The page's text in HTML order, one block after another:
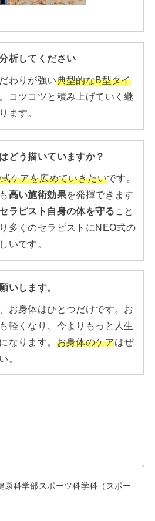
析してください
わりが強い典型的なB型タイ
コツコツと積み上げていく継
ます。
どう描いていますか？
ケアを広めていきたいです。
高い施術効果を発揮できます
セラピスト自身の体を守ること
多くのセラピストにNEO式の
いです。
いします。
お身体はひとつだけです。お
軽くなり、今よりもっと人生
なります。 お身体のケアはぜ
。
科学部スポーツ科学科（スポー